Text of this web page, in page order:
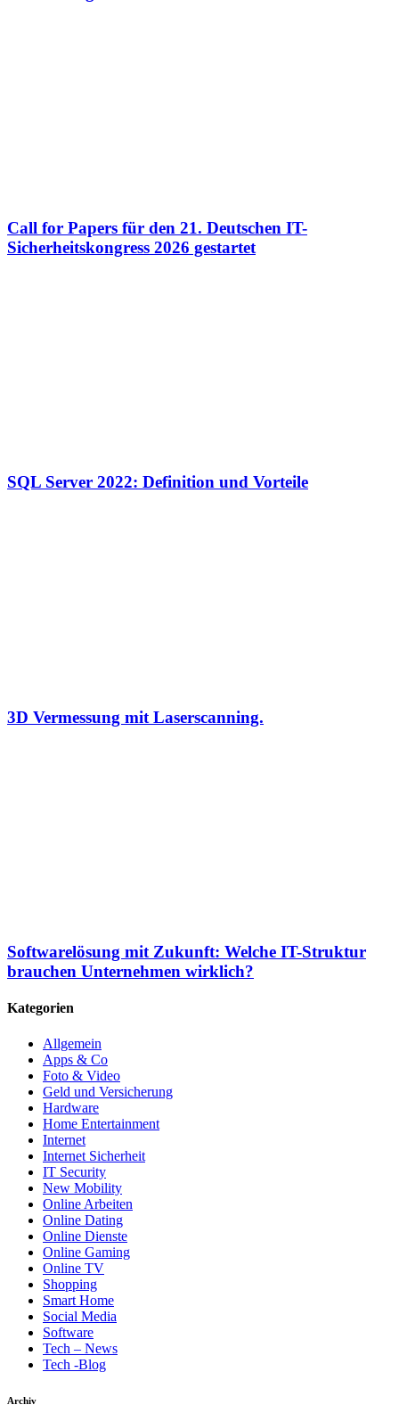
Call for Papers für den 21. Deutschen IT-
Sicherheitskongress 2026 gestartet
SQL Server 2022: Definition und Vorteile
3D Vermessung mit Laserscanning.
Softwarelösung mit Zukunft: Welche IT-Struktur
brauchen Unternehmen wirklich?
Kategorien
Allgemein
Apps & Co
Foto & Video
Geld und Versicherung
Hardware
Home Entertainment
Internet
Internet Sicherheit
IT Security
New Mobility
Online Arbeiten
Online Dating
Online Dienste
Online Gaming
Online TV
Shopping
Smart Home
Social Media
Software
Tech – News
Tech -Blog
Archiv